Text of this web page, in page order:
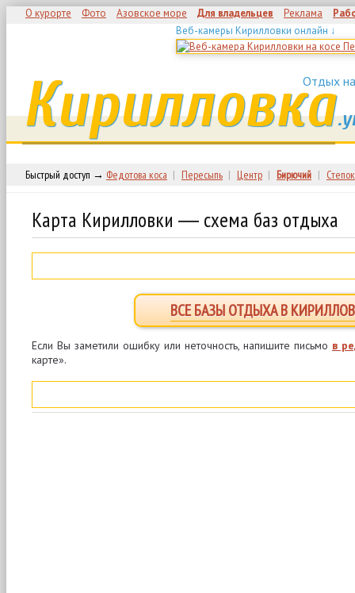
О курорте Фото Азовское море Для владельцев Реклама
Веб-камеры Кирилловки онлайн ↓
Отдых
Кирилловка
Быстрый доступ → Федотова коса | Пересыпь | Центр | Бирючий | Степок
Карта Кирилловки ― схема баз отдыха
ВСЕ БАЗЫ ОТДЫХА В
Если Вы заметили ошибку или неточность, напишите письмо в
карте».